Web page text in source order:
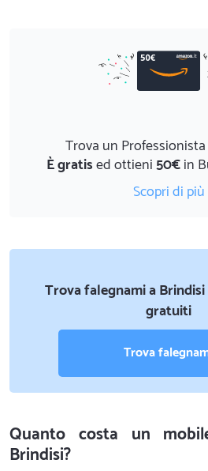
Trova un
È gratised ottieni50€in
Scopri di più
Trova falegnami a
gratuiti
Trova
Quanto costa un
Brindisi?